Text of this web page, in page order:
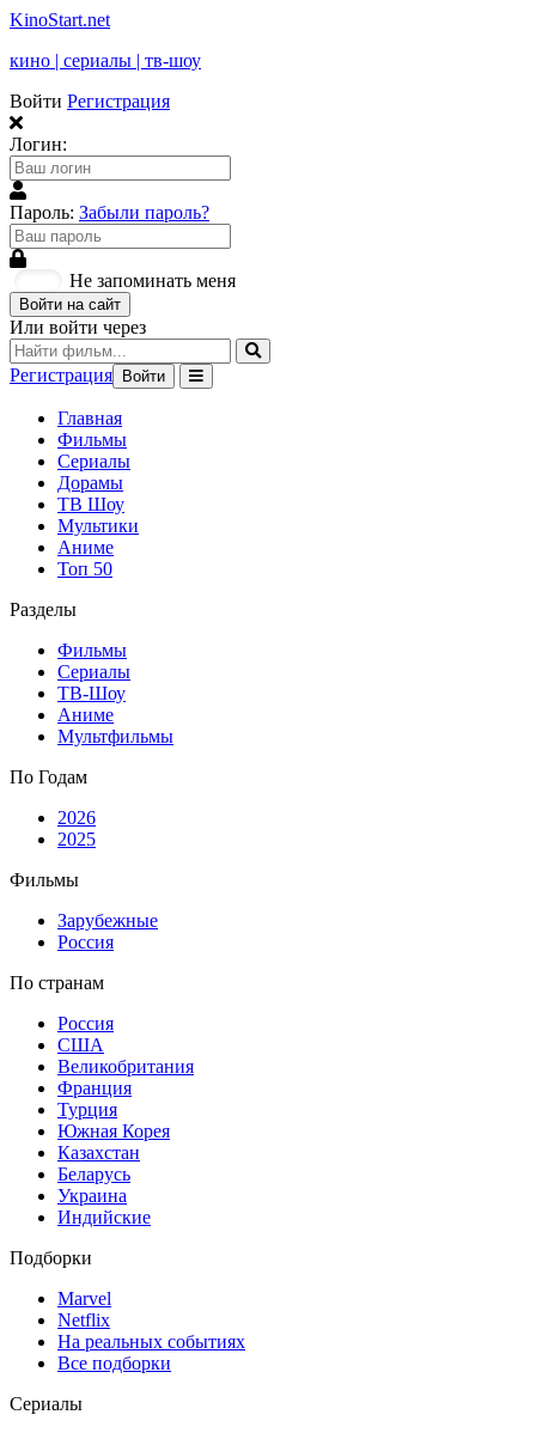
KinoStart.net
кино | сериалы | тв-шоу
Войти Регистрация
Логин:
Пароль: Забыли пароль?
Не запоминать меня
Войти на сайт
Или войти через
Регистрация Войти
Главная
Фильмы
Сериалы
Дорамы
ТВ Шоу
Мультики
Аниме
Топ 50
Разделы
Фильмы
Сериалы
ТВ-Шоу
Аниме
Мультфильмы
По Годам
2026
2025
Фильмы
Зарубежные
Россия
По странам
Россия
США
Великобритания
Франция
Турция
Южная Корея
Казахстан
Беларусь
Украина
Индийские
Подборки
Marvel
Netflix
На реальных событиях
Все подборки
Сериалы